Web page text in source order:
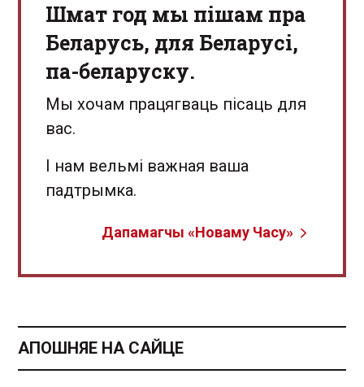
Шмат год мы пішам пра
Беларусь, для Беларусі,
па-беларуску.
Мы хочам працягваць пісаць для
вас.
І нам вельмі важная ваша
падтрымка.
Дапамагчы «Новаму Часу»
АПОШНЯЕ НА САЙЦЕ